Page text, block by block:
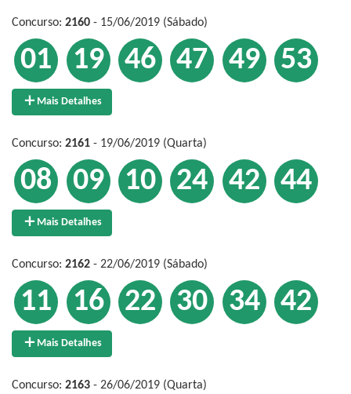
Concurso: 2160 - 15/06/2019 (Sábado)
01 19 46 47 49 53
Mais Detalhes
Concurso: 2161 - 19/06/2019 (Quarta)
08 09 10 24 42 44
Mais Detalhes
Concurso: 2162 - 22/06/2019 (Sábado)
11 16 22 30 34 42
Mais Detalhes
Concurso: 2163 - 26/06/2019 (Quarta)